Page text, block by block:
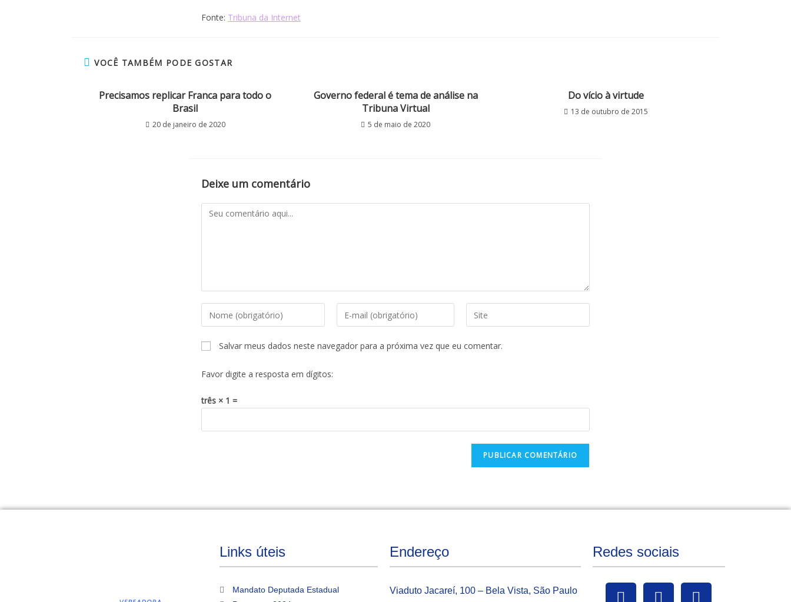
Fonte: Tribuna da Internet
VOCÊ TAMBÉM PODE GOSTAR
Precisamos replicar Franca para todo o
Brasil
20 de janeiro de 2020
Governo federal é tema de análise na
Tribuna Virtual
5 de maio de 2020
Do vício à virtude
13 de outubro de 2015
Deixe um comentário
Salvar meus dados neste navegador para a próxima vez que eu comentar.
Favor digite a resposta em dígitos:
três × 1 =
Links úteis
Mandato Deputada Estadual
Endereço
Viaduto Jacareí, 100 – Bela Vista, São Paulo
Redes sociais